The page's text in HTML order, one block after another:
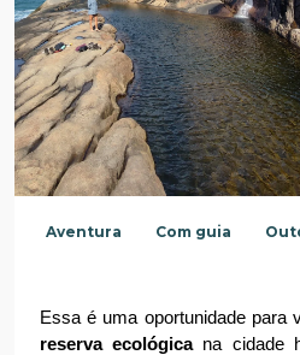
Aventura Com guia
Essa é uma oportunidade para
reserva ecológica na cidade